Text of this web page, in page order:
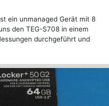
ein unmanaged Gerät mit 8
den TEG-S708 in einem
durchgeführt und